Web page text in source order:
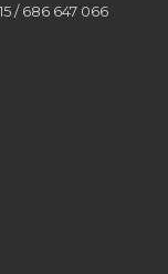
/ 686 647 066